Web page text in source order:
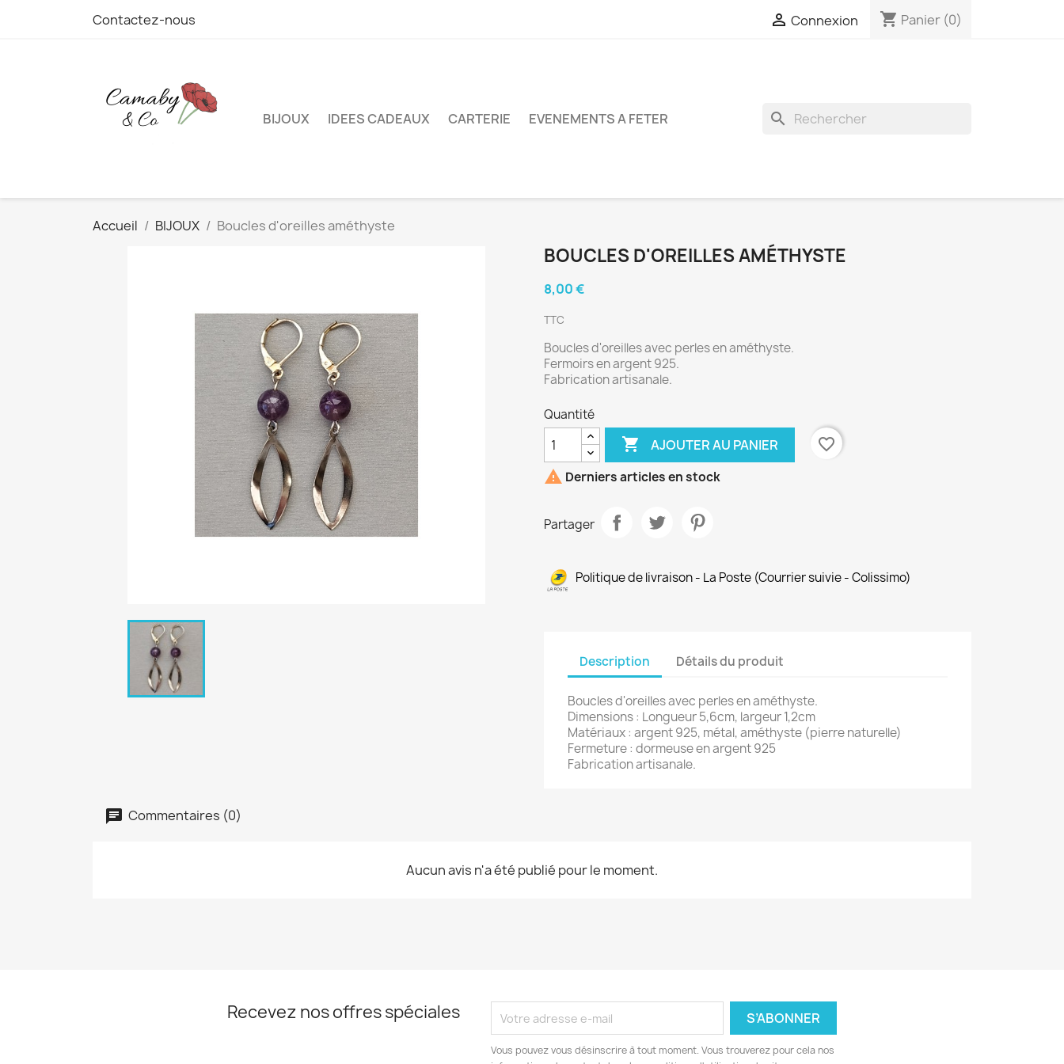
Contactez-nous  Connexion shopping_cart Panier (0)
BIJOUX IDEES CADEAUX CARTERIE EVENEMENTS A FETER search
Accueil BIJOUX Boucles d'oreilles améthyste
BOUCLES D'OREILLES AMÉTHYSTE
8,00 €
TTC
Boucles d'oreilles avec perles en améthyste.
Fermoirs en argent 925.
Fabrication artisanale.
Quantité
 AJOUTER AU PANIER
favorite_border
 Derniers articles en stock
Partager
Politique de livraison - La Poste (Courrier suivie - Colissimo)
Description Détails du produit
Boucles d'oreilles avec perles en améthyste.
Dimensions : Longueur 5,6cm, largeur 1,2cm
Matériaux : argent 925, métal, améthyste (pierre naturelle)
Fermeture : dormeuse en argent 925
Fabrication artisanale.
Commentaires (0)
Aucun avis n'a été publié pour le moment.
Recevez nos offres spéciales
Vous pouvez vous désinscrire à tout moment. Vous trouverez pour cela nos